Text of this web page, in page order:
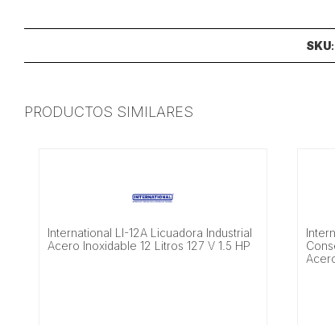
SKU
PRODUCTOS SIMILARES
International LI-12A Licuadora Industrial
Acero Inoxidable 12 Litros 127 V 1.5 HP